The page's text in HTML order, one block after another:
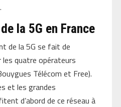
la 5G en France
de la 5G se fait de
les quatre opérateurs
Télécom et Free).
et les grandes
d’abord de ce réseau à